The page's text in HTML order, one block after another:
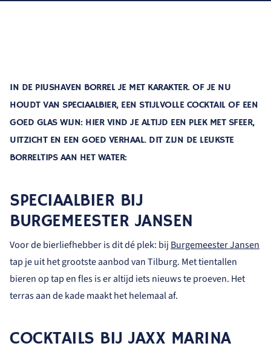
IN DE PIUSHAVEN BORREL JE MET KARAKTER. OF JE NU
HOUDT VAN SPECIAALBIER, EEN STIJLVOLLE COCKTAIL OF EEN
GOED GLAS WIJN: HIER VIND JE ALTIJD EEN PLEK MET SFEER,
UITZICHT EN EEN GOED VERHAAL. DIT ZIJN DE LEUKSTE
BORRELTIPS AAN HET WATER:
SPECIAALBIER BIJ
BURGEMEESTER JANSEN
Voor de bierliefhebber is dit dé plek: bij Burgemeester Jansen
tap je uit het grootste aanbod van Tilburg. Met tientallen
bieren op tap en fles is er altijd iets nieuws te proeven. Het
terras aan de kade maakt het helemaal af.
COCKTAILS BIJ JAXX MARINA